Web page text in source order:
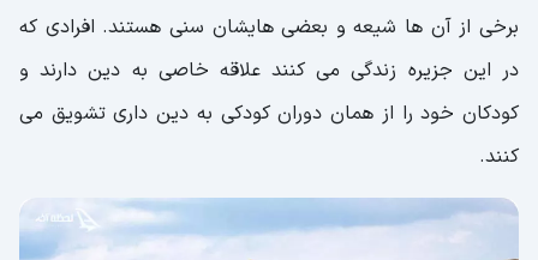
برخی از آن ها شیعه و بعضی هایشان سنی هستند. افرادی که
در این جزیره زندگی می کنند علاقه خاصی به دین دارند و
کودکان خود را از همان دوران کودکی به دین داری تشویق می
کنند.